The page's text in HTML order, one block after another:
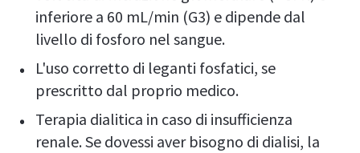
inferiore a 60 mL/min (G3) e dipende dal
livello di fosforo nel sangue.
L'uso corretto di leganti fosfatici, se
prescritto dal proprio medico.
Terapia dialitica in caso di insufficienza
renale. Se dovessi aver bisogno di dialisi, la